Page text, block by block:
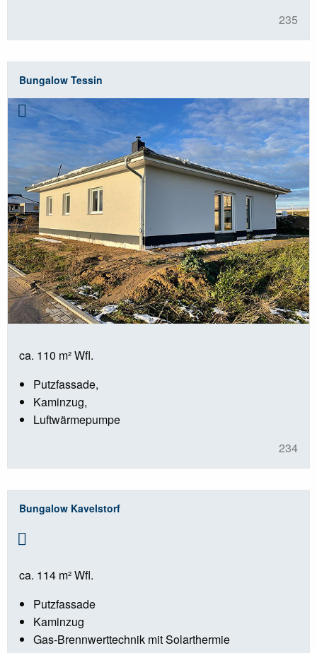
235
Bungalow Tessin
ca. 110 m² Wfl.
Putzfassade,
Kaminzug,
Luftwärmepumpe
234
Bungalow Kavelstorf
ca. 114 m² Wfl.
Putzfassade
Kaminzug
Gas-Brennwerttechnik mit Solarthermie